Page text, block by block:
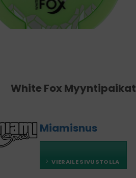
White Fox Myyntipaikat
Miamisnus
VIERAILE SIVUSTOLLA